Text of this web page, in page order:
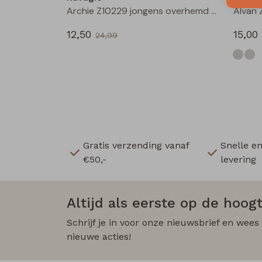
Archie Z10229 jongens overhemd km Groen donker
12,50 24,99
15,00
Gratis verzending vanaf
€50,-
Snelle
levering
Altijd als eerste op de
Schrijf je in voor onze nieuwsbrief en
nieuwe acties!